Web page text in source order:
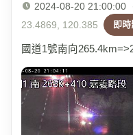
2024-08-20 21:00:00
23.4869, 120.385
即
國道1號南向